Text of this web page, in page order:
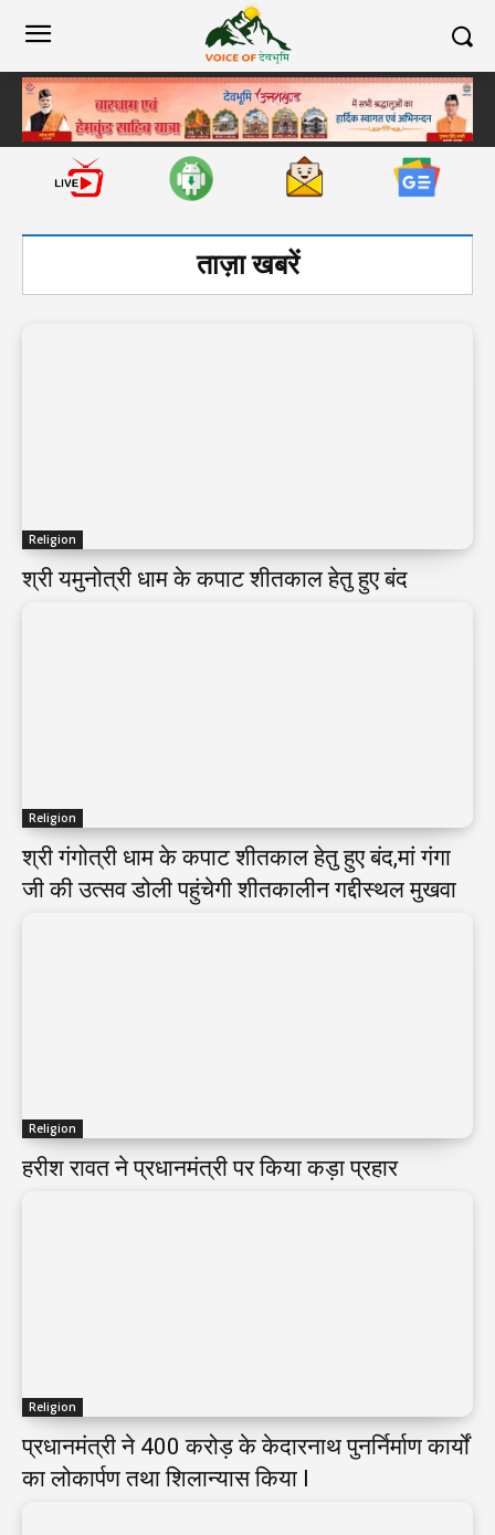
ताज़ा खबरें
Religion
श्री यमुनोत्री धाम के कपाट शीतकाल हेतु हुए बंद
Religion
श्री गंगोत्री धाम के कपाट शीतकाल हेतु हुए बंद,मां गंगा
जी की उत्सव डोली पहुंचेगी शीतकालीन गद्दीस्थल मुखवा
Religion
हरीश रावत ने प्रधानमंत्री पर किया कड़ा प्रहार
Religion
प्रधानमंत्री ने 400 करोड़ के केदारनाथ पुनर्निर्माण कार्यों
का लोकार्पण तथा शिलान्यास किया I